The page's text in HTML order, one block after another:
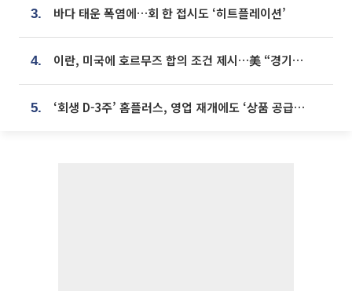
3. 바다 태운 폭염에…회 한 접시도 ‘히트플레이션’
4. 이란, 미국에 호르무즈 합의 조건 제시…美 “경기 아직 안 끝나” [종합]
5. ‘회생 D-3주’ 홈플러스, 영업 재개에도 ‘상품 공급망’ 복구가 생존 관건